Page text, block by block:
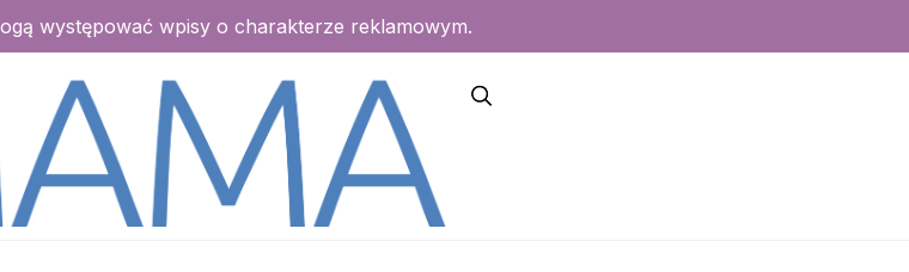
występować wpisy o charakterze reklamowym.